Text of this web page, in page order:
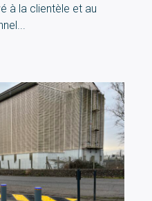
à la clientèle et au